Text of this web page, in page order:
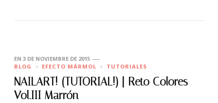
EN 3 DE NOVIEMBRE DE 2015
BLOG
EFECTO MÁRMOL TUTORIALES
NAILART! (TUTORIAL!) | Reto Colores
Vol.III Marrón